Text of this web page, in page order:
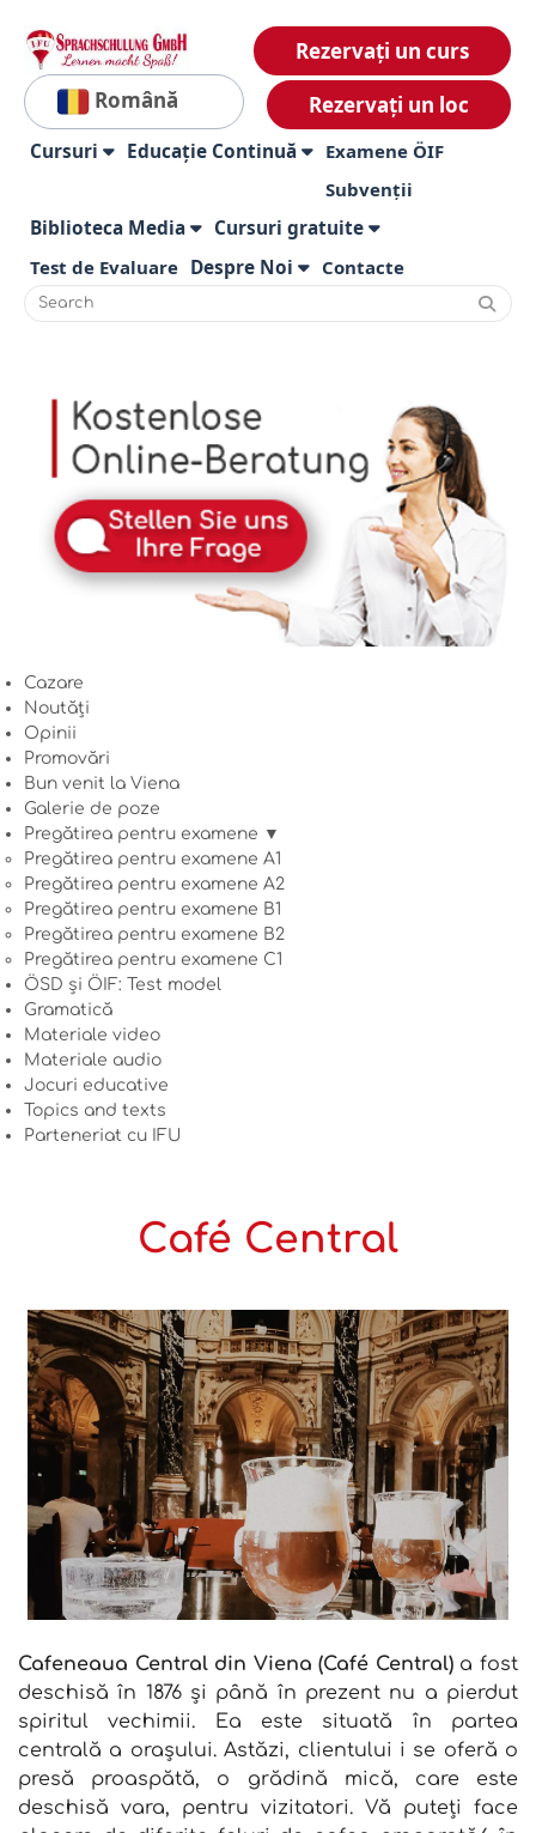
Română
Rezervați un curs
Rezervați un loc
Cursuri Educație Continuă
Examene ÖIF
Subvenții
Biblioteca Media Cursuri gratuite
Test de Evaluare Despre Noi Contacte
Cazare
Noutăți
Opinii
Promovări
Bun venit la Viena
Galerie de poze
Pregătirea pentru examene ▼
Pregătirea pentru examene A1
Pregătirea pentru examene A2
Pregătirea pentru examene B1
Pregătirea pentru examene B2
Pregătirea pentru examene C1
ÖSD și ÖIF: Test model
Gramatică
Materiale video
Materiale audio
Jocuri educative
Topics and texts
Parteneriat cu IFU
Café Central
Cafeneaua Central din Viena (Café Central)a fost
deschisă în 1876 și până în prezent nu a pierdut
spiritul vechimii. Ea este situată în partea
centrală a orașului. Astăzi, clientului i se oferă o
presă proaspătă, o grădină mică, care este
deschisă vara, pentru vizitatori. Vă puteți face